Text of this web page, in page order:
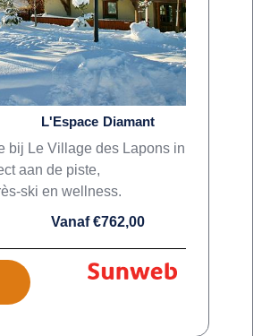
L'Espace Diamant
bij Le Village des Lapons in
aan de piste,
ski en wellness.
Vanaf €762,00